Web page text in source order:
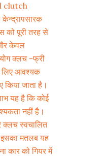
clutch
केन्द्रापसारक
को पूरी तरह से
और केवल
क्लच -फ्री
लिए आवश्यक
जाता है।
यह है कि कोई
नहीं है।
क्लच स्वचालित
मतलब यह
कार को गियर में